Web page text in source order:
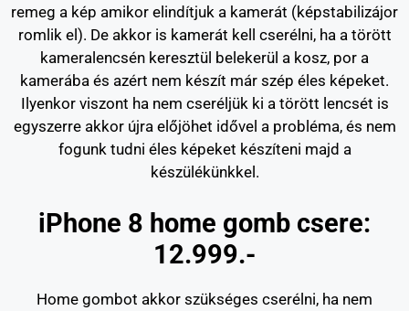
remeg a kép amikor elindítjuk a kamerát (képstabilizájor
romlik el). De akkor is kamerát kell cserélni, ha a törött
kameralencsén keresztül belekerül a kosz, por a
kamerába és azért nem készít már szép éles képeket.
Ilyenkor viszont ha nem cseréljük ki a törött lencsét is
egyszerre akkor újra előjöhet idővel a probléma, és nem
fogunk tudni éles képeket készíteni majd a
készülékünkkel.
iPhone 8 home gomb csere:
12.999.-
Home gombot akkor szükséges cserélni, ha nem